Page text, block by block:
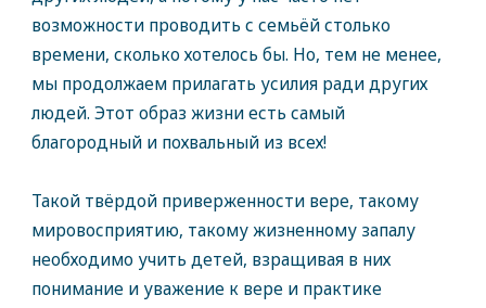
возможности проводить с семьёй столько
времени, сколько хотелось бы. Но, тем не менее,
мы продолжаем прилагать усилия ради других
людей. Этот образ жизни есть самый
благородный и похвальный из всех!
Такой твёрдой приверженности вере, такому
мировосприятию, такому жизненному запалу
необходимо учить детей, взращивая в них
понимание и уважение к вере и практике